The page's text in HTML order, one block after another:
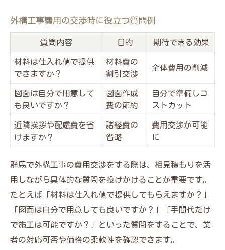
外構工事費用の交渉時に役立つ質問例
質問内容 目的 期待できる効果
材料は仕入れ値で提供
できますか？
材料費の
割引交渉
全体費用の削減
図面は自分で用意して
も良いですか？
図面作成
費の節約
自分で準備しコ
ストカット
近隣挨拶や配慮費を省
けますか？
諸経費の
省略
費用交渉が可能
に
群馬で外構工事の費用交渉をする際は、相見積もりを活
用しながら具体的な質問を投げかけることが重要です。
たとえば「材料は仕入れ値で提供してもらえますか？」
「図面は自分で用意しても良いですか？」「手間代だけ
で施工は可能ですか？」といった質問をすることで、業
者の対応可否や価格の柔軟性を確認できます。